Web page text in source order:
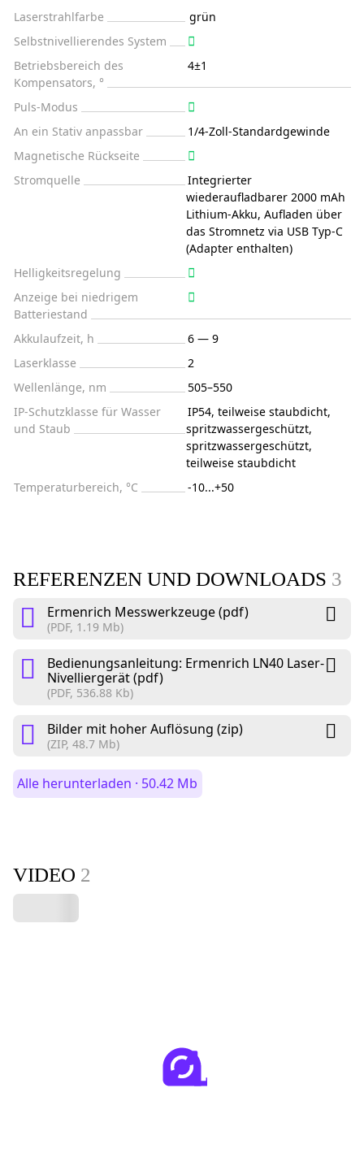
Laserstrahlfarbe
grün
Selbstnivellierendes System
Betriebsbereich des
Kompensators, °
4±1
Puls-Modus
An ein Stativ anpassbar
1/4-Zoll-Standardgewinde
Magnetische Rückseite
Stromquelle
Integrierter
wiederaufladbarer 2000 mAh
Lithium-Akku, Aufladen über
das Stromnetz via USB Typ-C
(Adapter enthalten)
Helligkeitsregelung
Anzeige bei niedrigem
Batteriestand
Akkulaufzeit, h
6 — 9
Laserklasse
2
Wellenlänge, nm
505–550
IP-Schutzklasse für Wasser
und Staub
IP54, teilweise staubdicht,
spritzwassergeschützt,
spritzwassergeschützt,
teilweise staubdicht
Temperaturbereich, °C
-10...+50
REFERENZEN UND DOWNLOADS 3
Ermenrich Messwerkzeuge (pdf)
(PDF, 1.19 Mb)
Bedienungsanleitung: Ermenrich LN40 Laser-
Nivelliergerät (pdf)
(PDF, 536.88 Kb)
Bilder mit hoher Auflösung (zip)
(ZIP, 48.7 Mb)
Alle herunterladen · 50.42 Mb
VIDEO 2